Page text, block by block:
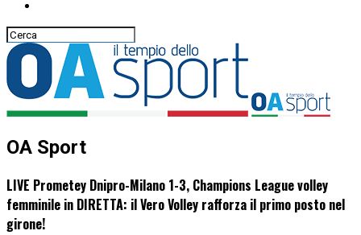
OA Sport
LIVE Prometey Dnipro-Milano 1-3, Champions League volley
femminile in DIRETTA: il Vero Volley rafforza il primo posto nel
girone!